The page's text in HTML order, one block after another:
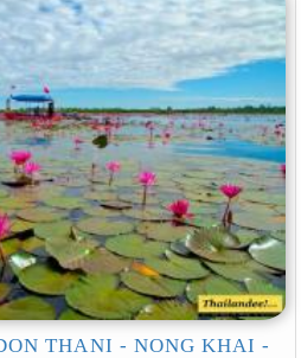
THANI - NONG KHAI -